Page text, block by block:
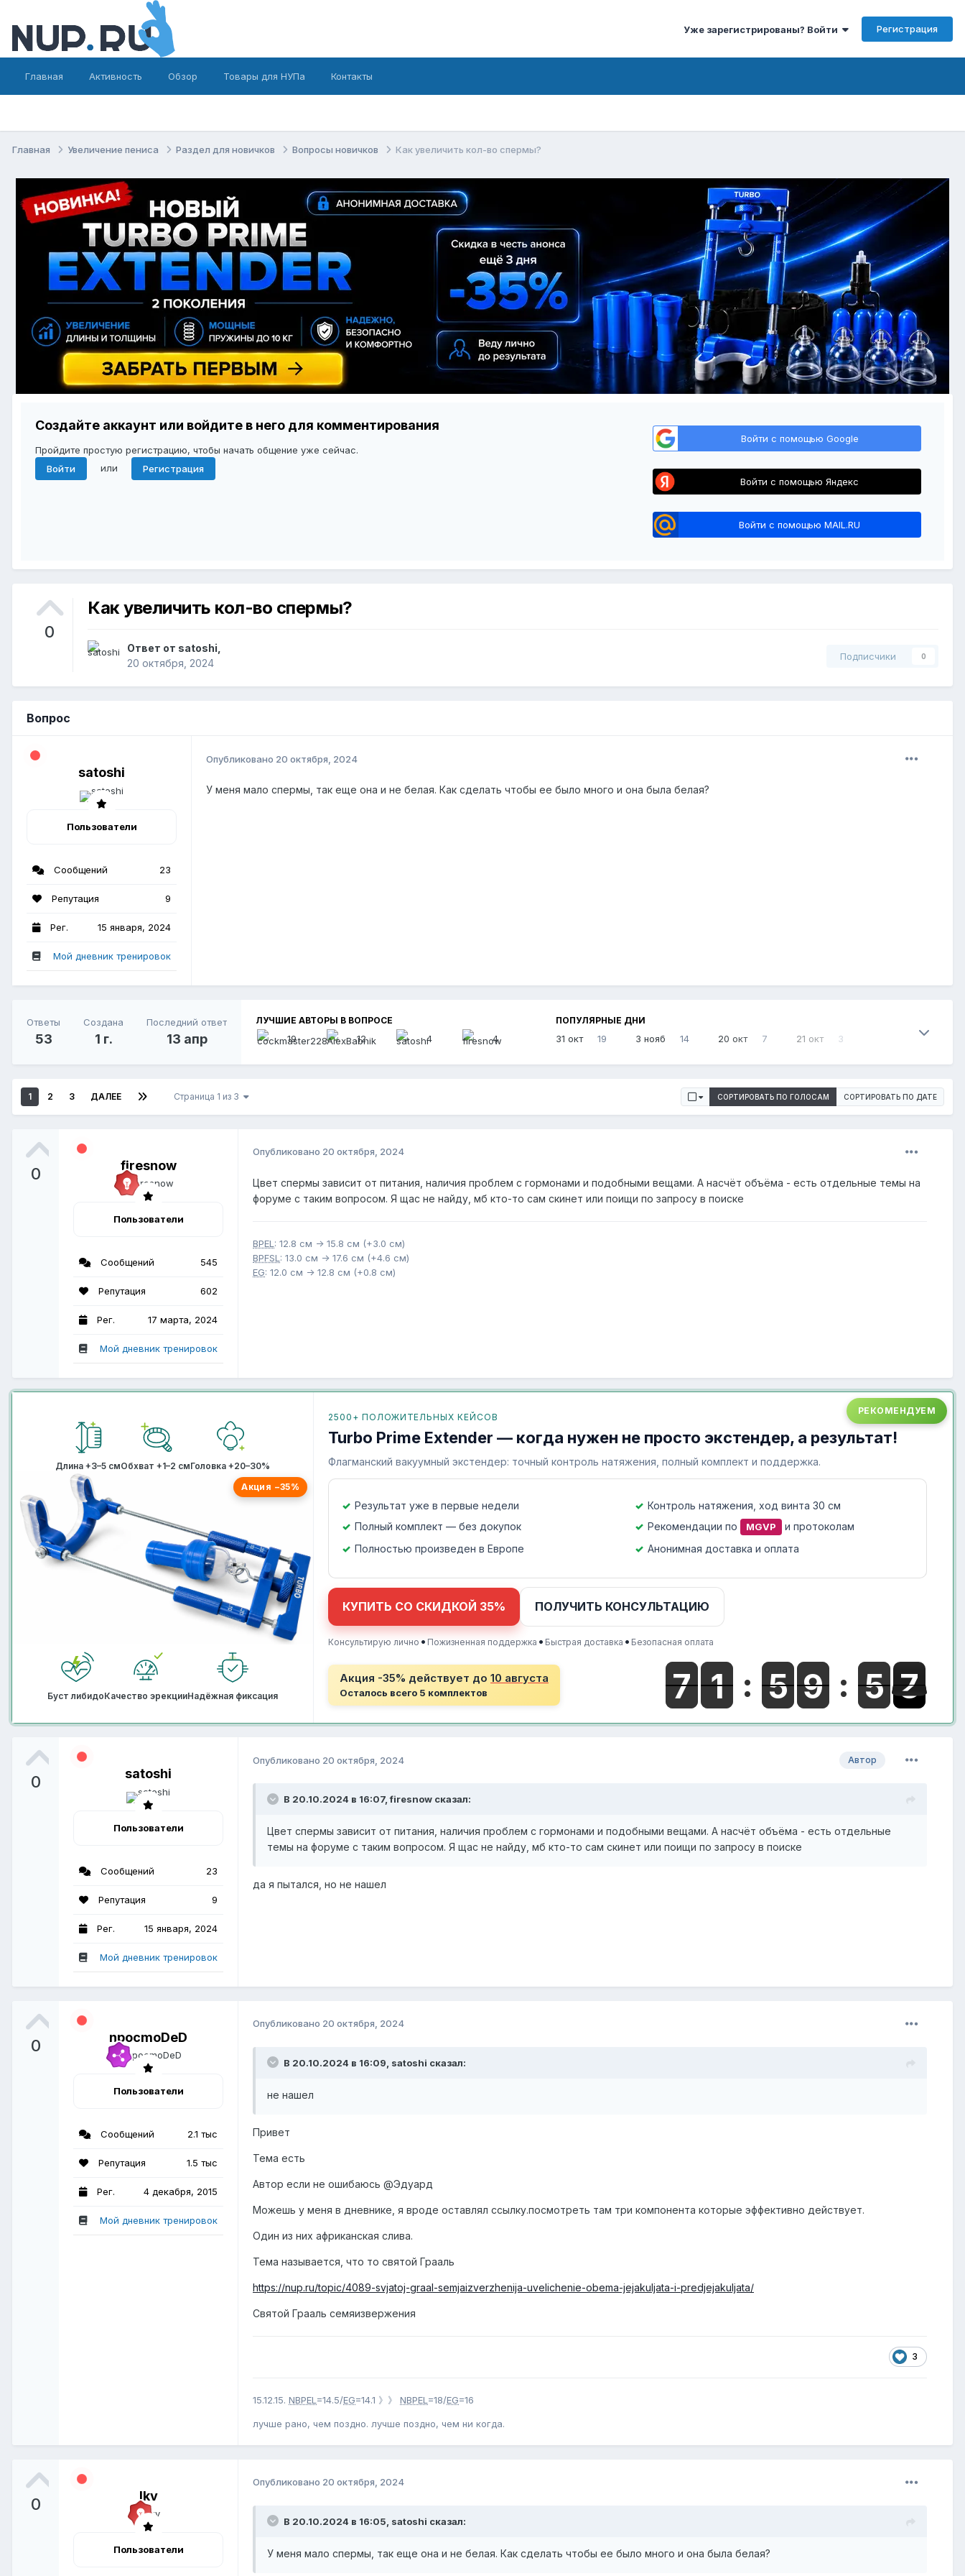
Уже зарегистрированы? Войти Регистрация
Главная Активность Обзор Товары для НУПа Контакты
Главная Увеличение пениса Раздел для новичков Вопросы новичков Как увеличить кол-во спермы?
Создайте аккаунт или войдите в него для комментирования
Пройдите простую регистрацию, чтобы начать общение уже сейчас.
Войти
или Регистрация
Войти с помощью Google
Войти с помощью Яндекс
Войти с помощью MAIL.RU
0
Как увеличить кол-во спермы?
Ответ от satoshi,
20 октября, 2024
Подписчики 0
Вопрос
satoshi
Пользователи
Сообщений 23
Репутация 9
Рег. 15 января, 2024
Мой дневник тренировок
Опубликовано 20 октября, 2024
У меня мало спермы, так еще она и не белая. Как сделать чтобы ее было много и она была белая?
Ответы
53
Создана
1 г.
Последний ответ
13 апр
ЛУЧШИЕ АВТОРЫ В ВОПРОСЕ
19 12 4 4
ПОПУЛЯРНЫЕ ДНИ
31 окт 19 3 нояб 14 20 окт 7 21 окт 3
СОРТИРОВАТЬ ПО ГОЛОСАМ СОРТИРОВАТЬ ПО ДАТЕ
1 2 3 ДАЛЕЕ Страница 1 из 3
0 firesnow
Пользователи
Сообщений 545
Репутация 602
Рег. 17 марта, 2024
Мой дневник тренировок
Опубликовано 20 октября, 2024
Цвет спермы зависит от питания, наличия проблем с гормонами и подобными вещами. А насчёт объёма - есть отдельные темы на
форуме с таким вопросом. Я щас не найду, мб кто-то сам скинет или поищи по запросу в поиске
BPEL : 12.8 см -> 15.8 см (+3.0 см)
BPFSL : 13.0 см -> 17.6 см (+4.6 см)
EG: 12.0 см -> 12.8 см (+0.8 см)
Длина +3–5 смОбхват +1–2 смГоловка +20–30%
Акция −35%
Буст либидоКачество эрекцииНадёжная фиксация
РЕКОМЕНДУЕМ
2500+ ПОЛОЖИТЕЛЬНЫХ КЕЙСОВ
Turbo Prime Extender — когда нужен не просто экстендер, а результат!
Флагманский вакуумный экстендер: точный контроль натяжения, полный комплект и поддержка.
Результат уже в первые недели
Контроль натяжения, ход винта 30 см
Полный комплект — без докупок
Рекомендации по MGVP
и протоколам
Полностью произведен в Европе
Анонимная доставка и оплата
КУПИТЬ СО СКИДКОЙ 35% ПОЛУЧИТЬ КОНСУЛЬТАЦИЮ
Консультирую лично • Пожизненная поддержка • Быстрая доставка • Безопасная оплата
Акция -35% действует до 10 августа
Осталось всего 5 комплектов
0 satoshi
Пользователи
Сообщений 23
Репутация 9
Рег. 15 января, 2024
Мой дневник тренировок
Автор
Опубликовано 20 октября, 2024
В 20.10.2024 в 16:07, firesnow сказал:
Цвет спермы зависит от питания, наличия проблем с гормонами и подобными вещами. А насчёт объёма - есть отдельные
темы на форуме с таким вопросом. Я щас не найду, мб кто-то сам скинет или поищи по запросу в поиске
да я пытался, но не нашел
0 npocmoDeD
Пользователи
Сообщений 2.1 тыс
Репутация 1.5 тыс
Рег. 4 декабря, 2015
Мой дневник тренировок
Опубликовано 20 октября, 2024
В 20.10.2024 в 16:09, satoshi сказал:
не нашел
Привет
Тема есть
Автор если не ошибаюсь @Эдуард
Можешь у меня в дневнике, я вроде оставлял ссылку.посмотреть там три компонента которые эффективно действует.
Один из них африканская слива.
Тема называется, что то святой Грааль
https://nup.ru/topic/4089-svjatoj-graal-semjaizverzhenija-uvelichenie-obema-jejakuljata-i-predjejakuljata/
Святой Грааль семяизвержения
3
15.12.15. NBPEL =14.5/EG=14.1 》》 NBPEL =18/EG=16
лучше рано, чем поздно. лучше поздно, чем ни когда.
0 lkv
Пользователи
Опубликовано 20 октября, 2024
В 20.10.2024 в 16:05, satoshi сказал:
У меня мало спермы, так еще она и не белая. Как сделать чтобы ее было много и она была белая?